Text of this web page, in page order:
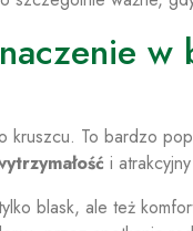
w
To bardzo
i
blask, ale też